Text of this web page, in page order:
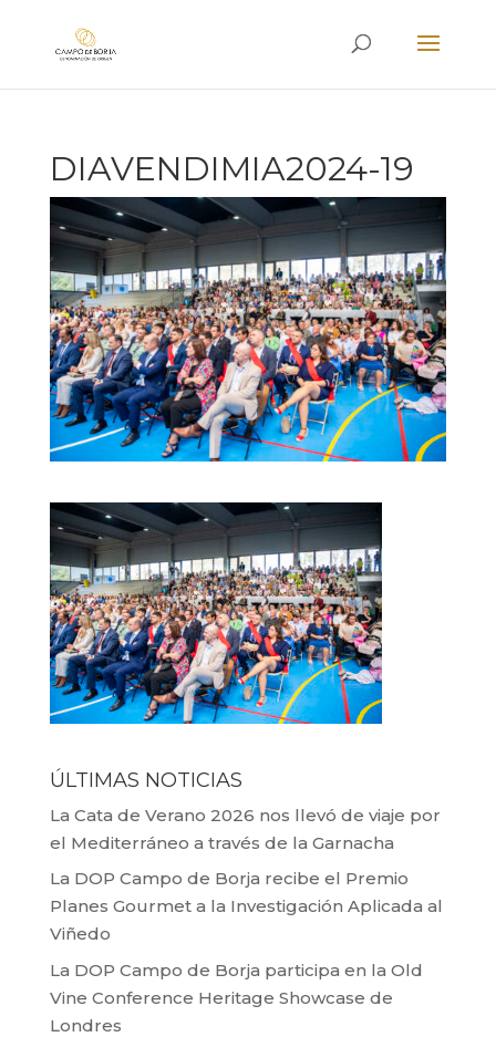
DIAVENDIMIA2024-19
ÚLTIMAS NOTICIAS
La Cata de Verano 2026 nos llevó de viaje por
el Mediterráneo a través de la Garnacha
La DOP Campo de Borja recibe el Premio
Planes Gourmet a la Investigación Aplicada al
Viñedo
La DOP Campo de Borja participa en la Old
Vine Conference Heritage Showcase de
Londres